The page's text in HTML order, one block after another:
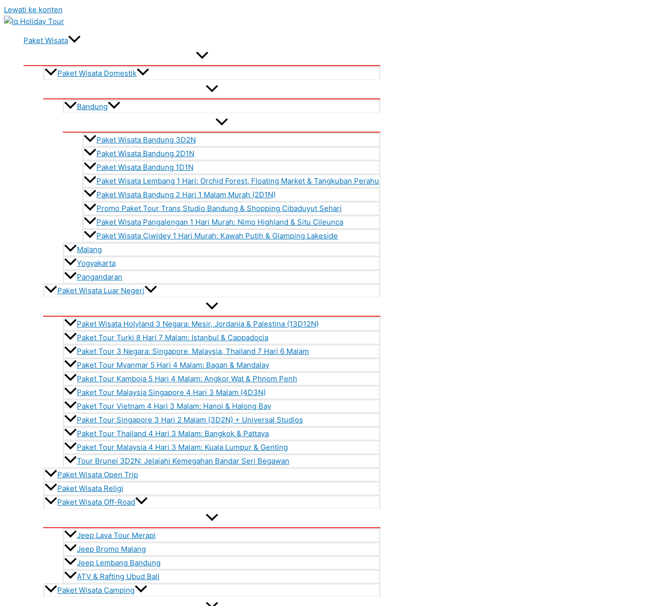
Lewati ke konten
Paket Wisata
Paket Wisata Domestik
Bandung
Paket Wisata Bandung 3D2N
Paket Wisata Bandung 2D1N
Paket Wisata Bandung 1D1N
Paket Wisata Lembang 1 Hari: Orchid Forest, Floating Market & Tangkuban Perahu
Paket Wisata Bandung 2 Hari 1 Malam Murah (2D1N)
Promo Paket Tour Trans Studio Bandung & Shopping Cibaduyut Sehari
Paket Wisata Pangalengan 1 Hari Murah: Nimo Highland & Situ Cileunca
Paket Wisata Ciwidey 1 Hari Murah: Kawah Putih & Glamping Lakeside
Malang
Yogyakarta
Pangandaran
Paket Wisata Luar Negeri
Paket Wisata Holyland 3 Negara: Mesir, Jordania & Palestina (13D12N)
Paket Tour Turki 8 Hari 7 Malam: Istanbul & Cappadocia
Paket Tour 3 Negara: Singapore, Malaysia, Thailand 7 Hari 6 Malam
Paket Tour Myanmar 5 Hari 4 Malam: Bagan & Mandalay
Paket Tour Kamboja 5 Hari 4 Malam: Angkor Wat & Phnom Penh
Paket Tour Malaysia Singapore 4 Hari 3 Malam (4D3N)
Paket Tour Vietnam 4 Hari 3 Malam: Hanoi & Halong Bay
Paket Tour Singapore 3 Hari 2 Malam (3D2N) + Universal Studios
Paket Tour Thailand 4 Hari 3 Malam: Bangkok & Pattaya
Paket Tour Malaysia 4 Hari 3 Malam: Kuala Lumpur & Genting
Tour Brunei 3D2N: Jelajahi Kemegahan Bandar Seri Begawan
Paket Wisata Open Trip
Paket Wisata Religi
Paket Wisata Off-Road
Jeep Lava Tour Merapi
Jeep Bromo Malang
Jeep Lembang Bandung
ATV & Rafting Ubud Bali
Paket Wisata Camping